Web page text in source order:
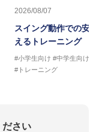
2026/08/07
スイング動作での安定
えるトレーニング
#小学生向け #中学生向け
#トレーニング
さい